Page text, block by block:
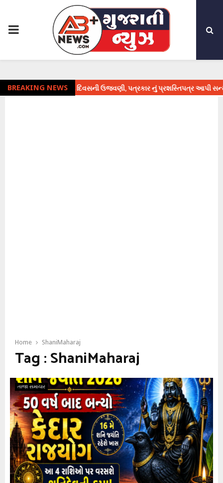
PRIMARY
MENU
BREAKING NEWS
પત્રકારિતા દિવસની ઉજવણી, પત્રકાર નું પ્રશસ્તિપત્ર આપી સન્માન ⇝
Home ShaniMaharaj
Tag : ShaniMaharaj
તાજા સમાચાર